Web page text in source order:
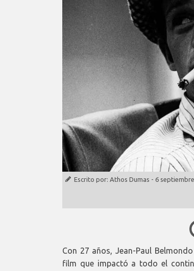
Escrito por: Athos Dumas - 6
Con 27 años, Jean-Paul
film que impactó a todo el